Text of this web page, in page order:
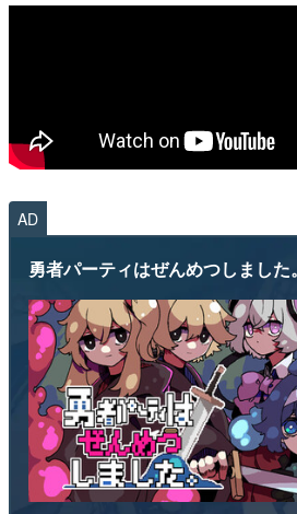
AD
勇者パーティはぜんめつしました。